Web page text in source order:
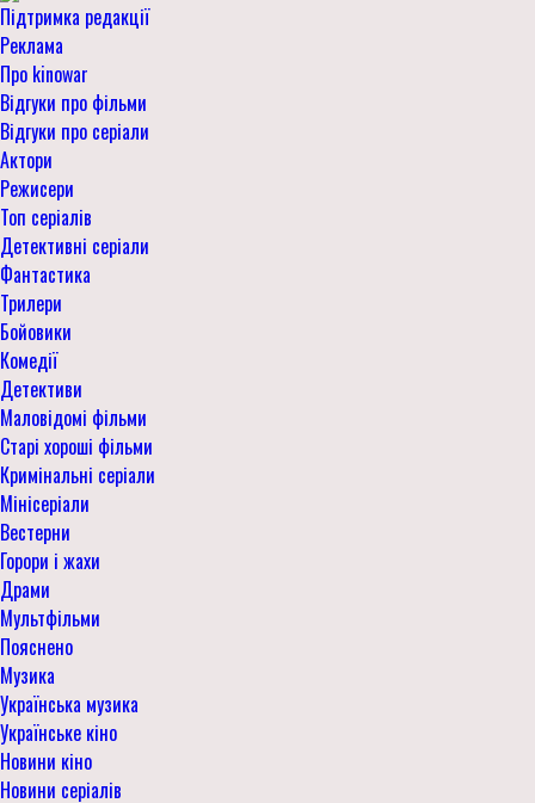
Підтримка редакції
Реклама
Про kinowar
Відгуки про фільми
Відгуки про серіали
Актори
Режисери
Топ серіалів
Детективні серіали
Фантастика
Трилери
Бойовики
Комедії
Детективи
Маловідомі фільми
Старі хороші фільми
Кримінальні серіали
Мінісеріали
Вестерни
Горори і жахи
Драми
Мультфільми
Пояснено
Музика
Українська музика
Українське кіно
Новини кіно
Новини серіалів